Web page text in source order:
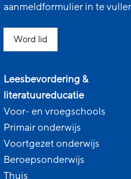
aanmeldformulier in te
Word lid
Leesbevordering &
literatuureducatie
Voor- en vroegschools
Primair onderwijs
Voortgezet onderwijs
Beroepsonderwijs
Thuis